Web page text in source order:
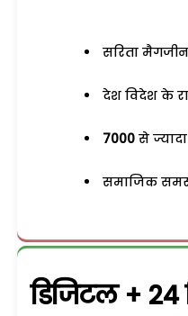
सरिता
देश विदेश के
7000 से
समाजिक
डिजिटल + 24